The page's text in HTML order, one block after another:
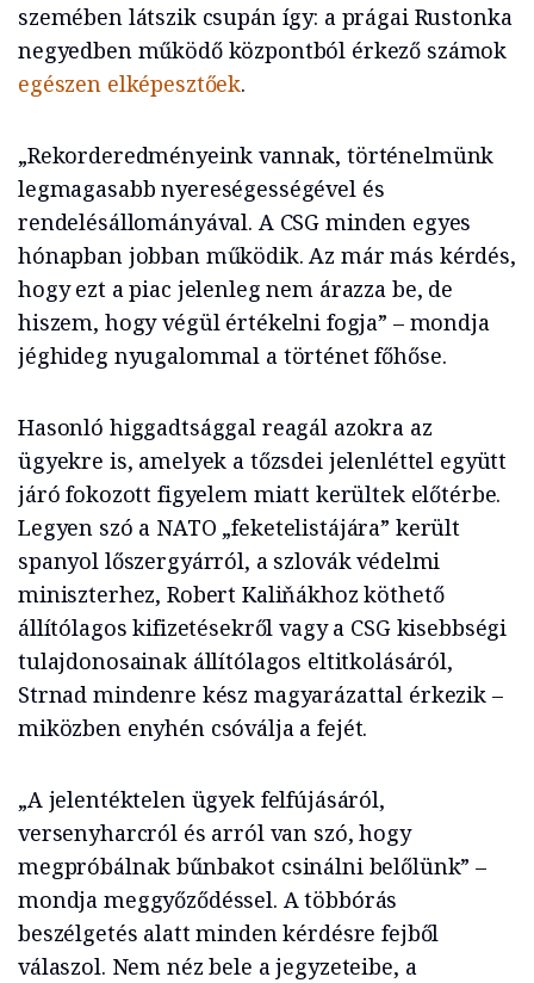
szemében látszik csupán így: a prágai Rustonka
negyedben működő központból érkező számok
egészen elképesztőek.
„Rekorderedményeink vannak, történelmünk
legmagasabb nyereségességével és
rendelésállományával. A CSG minden egyes
hónapban jobban működik. Az már más kérdés,
hogy ezt a piac jelenleg nem árazza be, de
hiszem, hogy végül értékelni fogja” – mondja
jéghideg nyugalommal a történet főhőse.
Hasonló higgadtsággal reagál azokra az
ügyekre is, amelyek a tőzsdei jelenléttel együtt
járó fokozott figyelem miatt kerültek előtérbe.
Legyen szó a NATO „feketelistájára” került
spanyol lőszergyárról, a szlovák védelmi
miniszterhez, Robert Kaliňákhoz köthető
állítólagos kifizetésekről vagy a CSG kisebbségi
tulajdonosainak állítólagos eltitkolásáról,
Strnad mindenre kész magyarázattal érkezik –
miközben enyhén csóválja a fejét.
„A jelentéktelen ügyek felfújásáról,
versenyharcról és arról van szó, hogy
megpróbálnak bűnbakot csinálni belőlünk” –
mondja meggyőződéssel. A többórás
beszélgetés alatt minden kérdésre fejből
válaszol. Nem néz bele a jegyzeteibe, a